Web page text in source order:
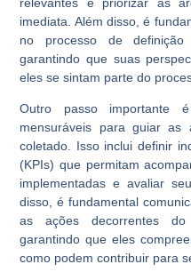
imediata. Além disso, é
no processo de definição
garantindo que suas
eles se sintam parte do
Outro passo importante
mensuráveis para guiar as
coletado. Isso inclui definir
(KPIs) que permitam
implementadas e avaliar
disso, é fundamental
as ações decorrentes do
garantindo que eles
como podem contribuir para